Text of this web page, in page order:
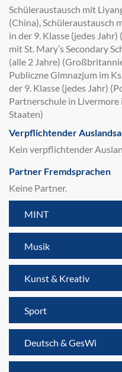
Schüleraustausch mit
(China), Schüleraustausch
in der 9. Klasse (jedes
mit St. Mary’s Secondary
(alle 2 Jahre)
Publiczne Gimnazjum im
der 9. Klasse (jedes Jahr)
Partnerschule in Livermore
Staaten)
Verpflichtender
Kein verpflichtender
Partner Fremdsprachen
Keine Partner.
MINT
Musik
Kunst & Kreativ
Sport
Deutsch & GesWi